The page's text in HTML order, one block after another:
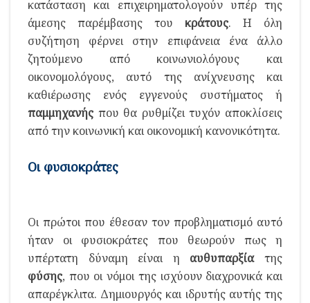
κατάσταση και επιχειρηματολογούν υπέρ της
άμεσης παρέμβασης του κράτους. Η όλη
συζήτηση φέρνει στην επιφάνεια ένα άλλο
ζητούμενο από κοινωνιολόγους και
οικονομολόγους, αυτό της ανίχνευσης και
καθιέρωσης ενός εγγενούς συστήματος ή
παμμηχανής που θα ρυθμίζει τυχόν αποκλίσεις
από την κοινωνική και οικονομική κανονικότητα.
Οι φυσιοκράτες
Οι πρώτοι που έθεσαν τον προβληματισμό αυτό
ήταν οι φυσιοκράτες που θεωρούν πως η
υπέρτατη δύναμη είναι η αυθυπαρξίατης
φύσης, που οι νόμοι της ισχύουν διαχρονικά και
απαρέγκλιτα. Δημιουργός και ιδρυτής αυτής της